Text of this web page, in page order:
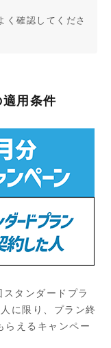
く確認してくださ
用条件
タンダードプラ
に限り、プラン終
らえるキャンペー